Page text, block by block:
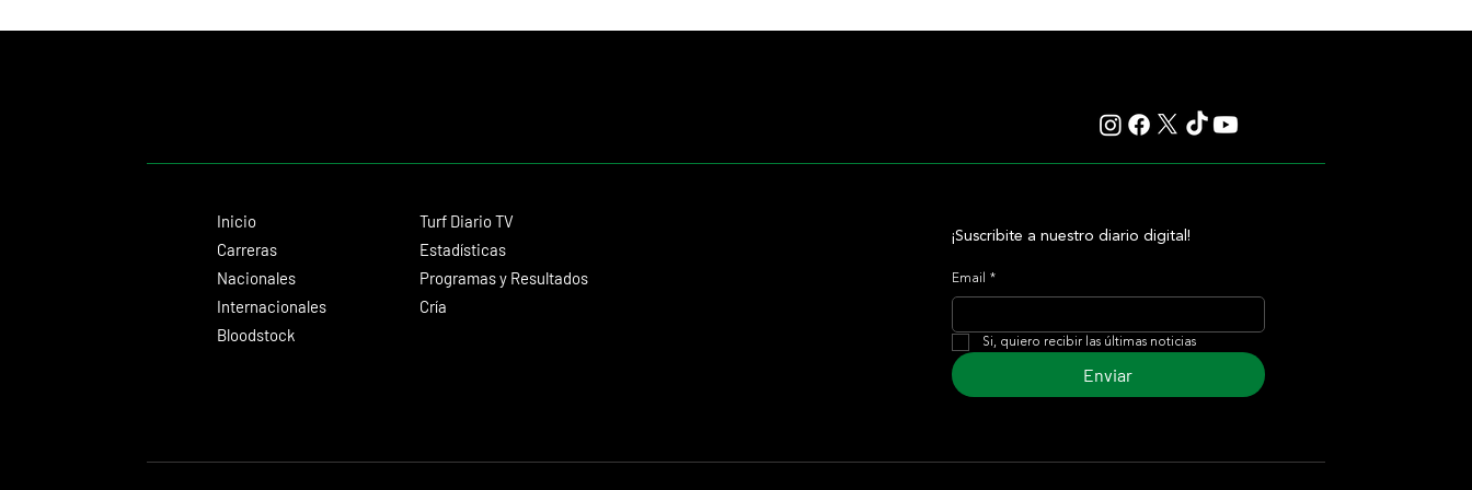
Inicio
Carreras
Nacionales
Internacionales
Bloodstock
Turf Diario TV
Estadísticas
Programas y Resultados
Cría
¡Suscribite a nuestro diario digital!
Email *
Si, quiero recibir las últimas noticias
Enviar